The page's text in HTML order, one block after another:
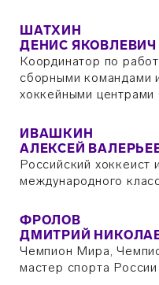
ШАТХИН
ДЕНИС ЯКОВЛЕВИЧ
Координатор по
сборными командами
хоккейными
ИВАШКИН
АЛЕКСЕЙ
Российский хоккеист
международного
ФРОЛОВ
ДМИТРИЙ
Чемпион Мира,
мастер спорта России